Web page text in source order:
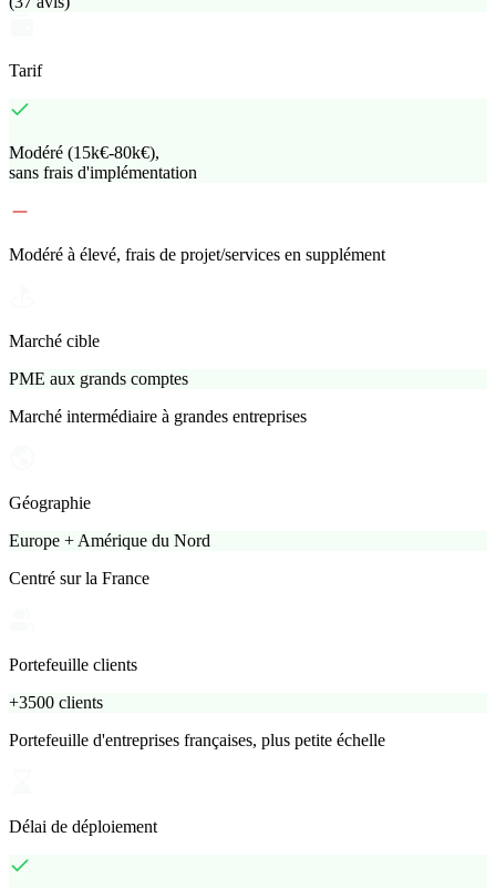
Tarif
Modéré (15k€-80k€),
sans frais d'implémentation
Modéré à élevé, frais de projet/services en supplément
Marché cible
PME aux grands comptes
Marché intermédiaire à grandes entreprises
Géographie
Europe + Amérique du Nord
Centré sur la France
Portefeuille clients
+3500 clients
Portefeuille d'entreprises françaises, plus petite échelle
Délai de déploiement